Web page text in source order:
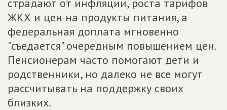
страдают от инфляции, роста тарифов
ЖКХ и цен на продукты питания, а
федеральная доплата мгновенно
"съедается" очередным повышением цен.
Пенсионерам часто помогают дети и
родственники, но далеко не все могут
рассчитывать на поддержку своих
близких.